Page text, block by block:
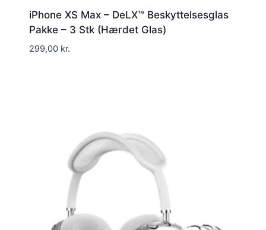
iPhone XS Max – DeLX™ Beskyttelsesglas
Pakke – 3 Stk (Hærdet Glas)
299,00 kr.